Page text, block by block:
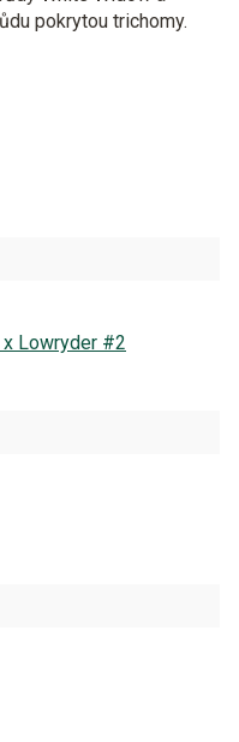
pokrytou trichomy.
x Lowryder #2